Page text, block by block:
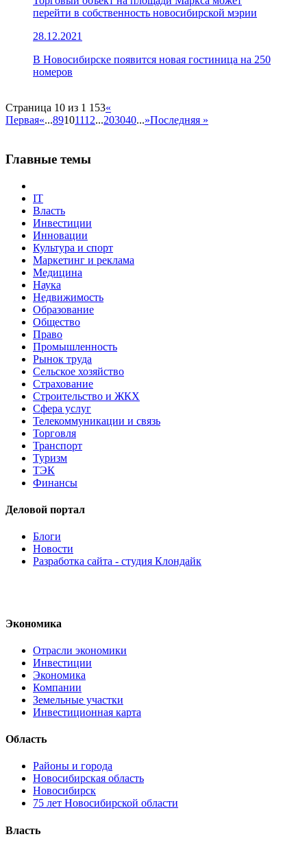
перейти в собственность новосибирской мэрии
28.12.2021
В Новосибирске появится новая гостиница на 250
номеров
Страница 10 из 1 153«
Первая«...89101112...203040...»Последняя »
Главные темы
IT
Власть
Инвестиции
Инновации
Культура и спорт
Маркетинг и реклама
Медицина
Наука
Недвижимость
Образование
Общество
Право
Промышленность
Рынок труда
Сельское хозяйство
Страхование
Строительство и ЖКХ
Сфера услуг
Телекоммуникации и связь
Торговля
Транспорт
Туризм
ТЭК
Финансы
Деловой портал
Блоги
Новости
Разработка сайта - студия Клондайк
Экономика
Отрасли экономики
Инвестиции
Экономика
Компании
Земельные участки
Инвестиционная карта
Область
Районы и города
Новосибирская область
Новосибирск
75 лет Новосибирской области
Власть